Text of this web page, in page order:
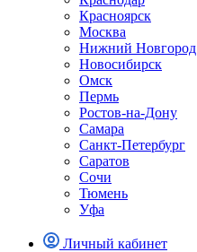
Красноярск
Москва
Нижний Новгород
Новосибирск
Омск
Пермь
Ростов-на-Дону
Самара
Санкт-Петербург
Саратов
Сочи
Тюмень
Уфа
Личный кабинет